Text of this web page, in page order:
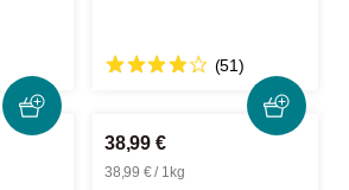
(51)
38,99 €
38,99 € / 1kg